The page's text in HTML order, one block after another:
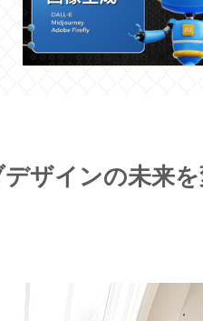
デザインの未来